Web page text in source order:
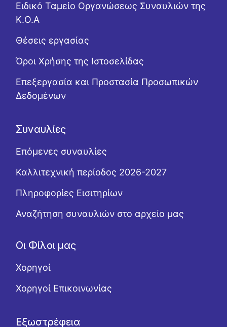
Ειδικό Ταμείο Οργανώσεως Συναυλιών της
Κ.Ο.Α
Θέσεις εργασίας
Όροι Χρήσης της Ιστοσελίδας
Επεξεργασία και Προστασία Προσωπικών
Δεδομένων
Συναυλίες
Επόμενες συναυλίες
Καλλιτεχνική περίοδος 2026-2027
Πληροφορίες Εισιτηρίων
Αναζήτηση συναυλιών στο αρχείο μας
Οι Φίλοι μας
Χορηγοί
Χορηγοί Επικοινωνίας
Εξωστρέφεια